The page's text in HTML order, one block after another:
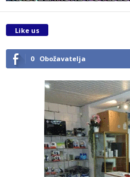
Like us
0 Obožavatelja